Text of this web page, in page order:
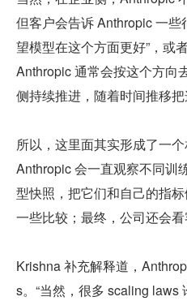
但客户会告诉 Anthropic 一些
望模型在这个方面更好”，或
Anthropic 通常会按这个方向
侧持续推进，随着时间推移把
所以，这里面其实形成了一
Anthropic 会一直观察不同训
型快照，把它们和自己的指
一些比较；最终，公司还会看
Krishna 补充解释道，
s。“当然，很多 scaling laws